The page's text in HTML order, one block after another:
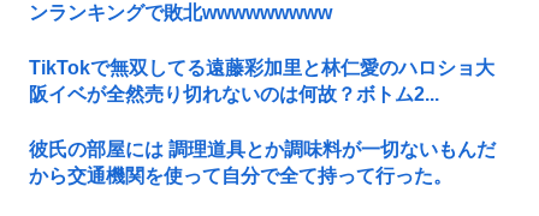
ンランキングで敗北wwwwwwwww
TikTokで無双してる遠藤彩加里と林仁愛のハロショ大
阪イベが全然売り切れないのは何故？ボトム2...
彼氏の部屋には 調理道具とか調味料が一切ないもんだ
から交通機関を使って自分で全て持って行った。